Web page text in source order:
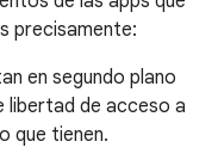
precisamente:
en segundo plano
libertad de acceso a
que tienen.